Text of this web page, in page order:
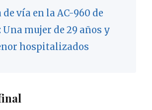
de vía en la AC-960 de
Una mujer de 29 años y
hospitalizados